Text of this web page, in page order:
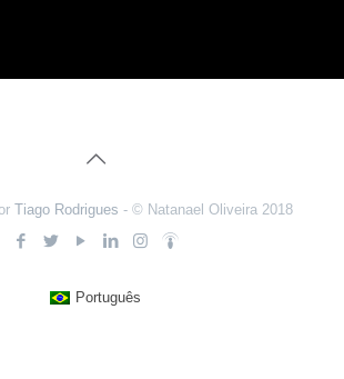
Tiago Rodrigues - © Natanael Oliveira 2018
Português